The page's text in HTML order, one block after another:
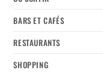
BARS ET CAFÉS
RESTAURANTS
SHOPPING